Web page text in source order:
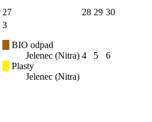
27 28 29 30
3
BIO odpad
Jelenec (Nitra)
Plasty
Jelenec (Nitra)
4 5 6